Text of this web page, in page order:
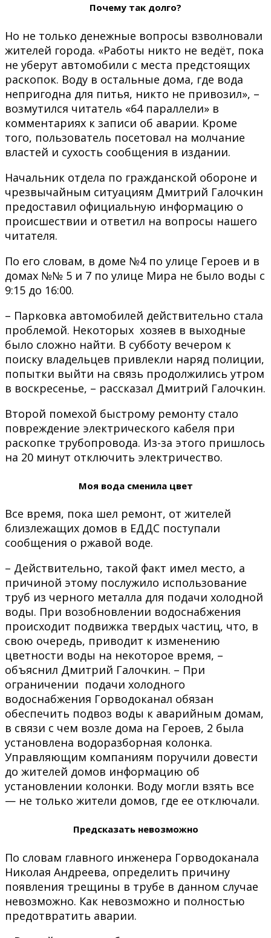
Почему так долго?
Но не только денежные вопросы взволновали
жителей города. «Работы никто не ведёт, пока
не уберут автомобили с места предстоящих
раскопок. Воду в остальные дома, где вода
непригодна для питья, никто не привозил», –
возмутился читатель «64 параллели» в
комментариях к записи об аварии. Кроме
того, пользователь посетовал на молчание
властей и сухость сообщения в издании.
Начальник отдела по гражданской обороне и
чрезвычайным ситуациям Дмитрий Галочкин
предоставил официальную информацию о
происшествии и ответил на вопросы нашего
читателя.
По его словам, в доме №4 по улице Героев и в
домах №№ 5 и 7 по улице Мира не было воды с
9:15 до 16:00.
– Парковка автомобилей действительно стала
проблемой. Некоторых хозяев в выходные
было сложно найти. В субботу вечером к
поиску владельцев привлекли наряд полиции,
попытки выйти на связь продолжились утром
в воскресенье, – рассказал Дмитрий Галочкин.
Второй помехой быстрому ремонту стало
повреждение электрического кабеля при
раскопке трубопровода. Из-за этого пришлось
на 20 минут отключить электричество.
Моя вода сменила цвет
Все время, пока шел ремонт, от жителей
близлежащих домов в ЕДДС поступали
сообщения о ржавой воде.
– Действительно, такой факт имел место, а
причиной этому послужило использование
труб из черного металла для подачи холодной
воды. При возобновлении водоснабжения
происходит подвижка твердых частиц, что, в
свою очередь, приводит к изменению
цветности воды на некоторое время, –
объяснил Дмитрий Галочкин. – При
ограничении подачи холодного
водоснабжения Горводоканал обязан
обеспечить подвоз воды к аварийным домам,
в связи с чем возле дома на Героев, 2 была
установлена водоразборная колонка.
Управляющим компаниям поручили довести
до жителей домов информацию об
установлении колонки. Воду могли взять все
— не только жители домов, где ее отключали.
Предсказать невозможно
По словам главного инженера Горводоканала
Николая Андреева, определить причину
появления трещины в трубе в данном случае
невозможно. Как невозможно и полностью
предотвратить аварии.